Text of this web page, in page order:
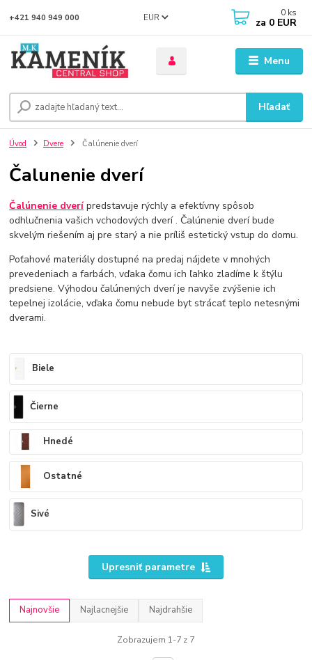
Menu
EUR
Hľadať
+421 940 949 000 0 ks
za 0 EUR
Úvod Dvere Čalúnenie dverí
Čalunenie dverí
Čalúnenie dverípredstavuje rýchly a efektívny spôsob
odhlučnenia vašich vchodových dverí . Čalúnenie dverí bude
skvelým riešením aj pre starý a nie príliš estetický vstup do domu.
Poťahové materiály dostupné na predaj nájdete v mnohých
prevedeniach a farbách, vďaka čomu ich ľahko zladíme k štýlu
predsiene. Výhodou čalúnených dverí je navyše zvýšenie ich
tepelnej izolácie, vďaka čomu nebude byt strácať teplo netesnými
dverami.
Biele
Čierne
Hnedé
Ostatné
Sivé
Upresniť parametre
Najnovšie Najlacnejšie Najdrahšie
Zobrazujem 1-7 z 7